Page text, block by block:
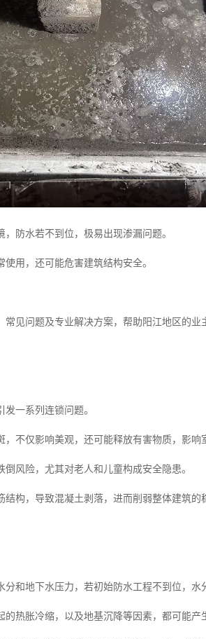
防水若不到位，极易出现渗漏问题。
用，还可能危害建筑结构安全。
见问题及专业解决方案，帮助阳江地区的
一系列连锁问题。
不仅影响美观，还可能释放有害物质，影响
风险，尤其对老人和儿童构成安全隐患。
结构，导致混凝土剥落，进而削弱整体建筑的
和地下水压力，若初始防水工程不到位，水
的热胀冷缩，以及地基沉降等因素，都可能